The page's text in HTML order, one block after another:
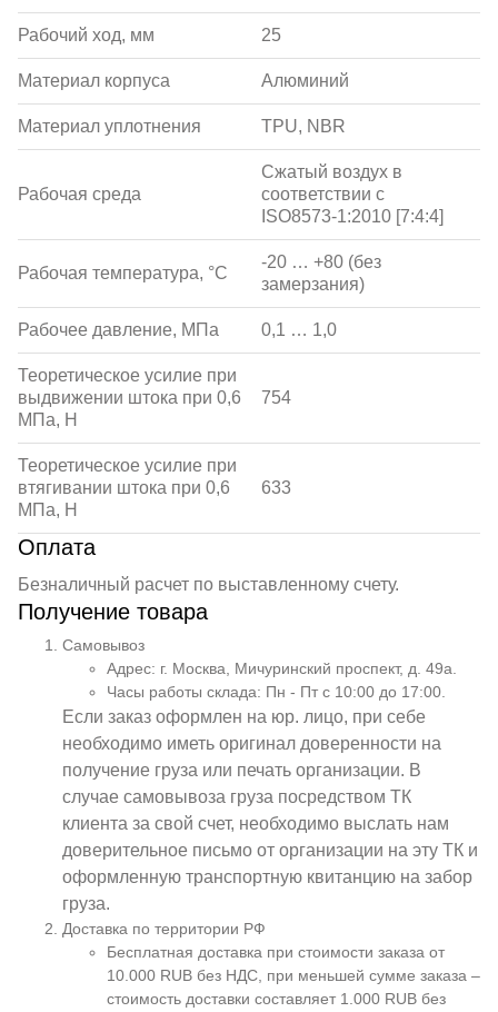
Рабочий ход, мм 25
Материал корпуса Алюминий
Материал уплотнения TPU, NBR
Рабочая среда
Сжатый воздух в
соответствии с
ISO8573-1:2010 [7:4:4]
Рабочая температура, °С
-20 … +80 (без
замерзания)
Рабочее давление, МПа 0,1 … 1,0
Теоретическое усилие при
выдвижении штока при 0,6
МПа, Н
754
Теоретическое усилие при
втягивании штока при 0,6
МПа, Н
633
Оплата
Безналичный расчет по выставленному счету.
Получение товара
Самовывоз
Адрес: г. Москва, Мичуринский проспект, д. 49а.
Часы работы склада: Пн - Пт с 10:00 до 17:00.
Если заказ оформлен на юр. лицо, при себе
необходимо иметь оригинал доверенности на
получение груза или печать организации. В
случае самовывоза груза посредством ТК
клиента за свой счет, необходимо выслать нам
доверительное письмо от организации на эту ТК и
оформленную транспортную квитанцию на забор
груза.
Доставка по территории РФ
Бесплатная доставка при стоимости заказа от
10.000 RUB без НДС, при меньшей сумме заказа –
стоимость доставки составляет 1.000 RUB без